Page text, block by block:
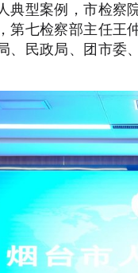
典型案例，市检察
第七检察部主任王
、民政局、团市委